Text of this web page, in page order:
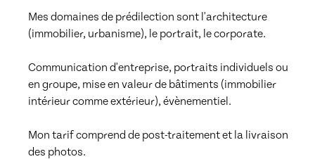
Mes domaines de prédilection sont l'architecture
(immobilier, urbanisme), le portrait, le corporate.
Communication d'entreprise, portraits individuels ou
en groupe, mise en valeur de bâtiments (immobilier
intérieur comme extérieur), évènementiel.
Mon tarif comprend de post-traitement et la livraison
des photos.